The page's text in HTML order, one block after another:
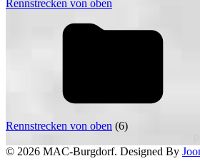
Rennstrecken von oben (6)
© 2026 MAC-Burgdorf. Designed By